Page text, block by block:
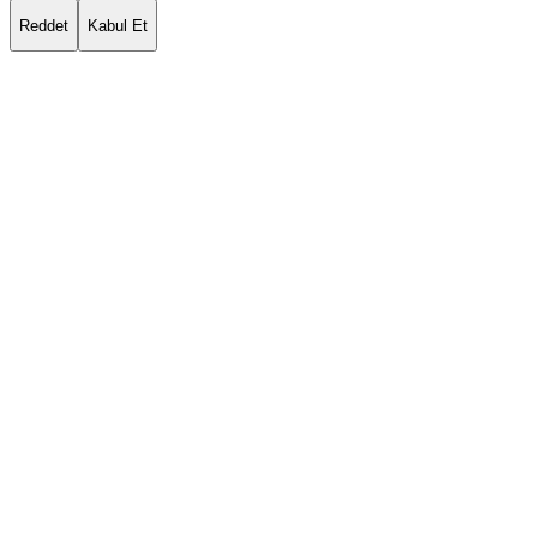
Reddet Kabul Et